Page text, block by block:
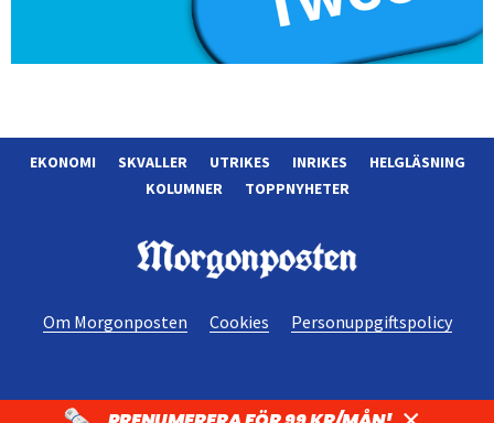
EKONOMI SKVALLER UTRIKES INRIKES
HELGLÄSNING
KOLUMNER
TOPPNYHETER
Om Morgonposten Cookies Personuppgiftspolicy